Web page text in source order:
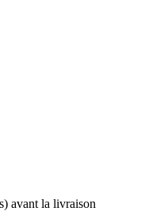
avant la livraison